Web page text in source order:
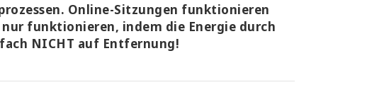
Online-Sitzungen funktionieren
funktionieren, indem die Energie durch
NICHT auf Entfernung!